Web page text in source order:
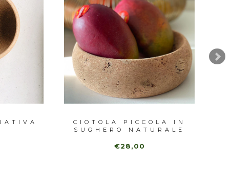
CIOTOLA PICCOLA IN
SUGHERO NATURALE
€28,00